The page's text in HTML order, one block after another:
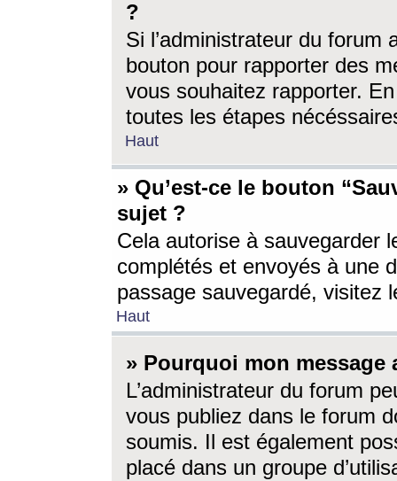
?
Si l’administrateur du forum
bouton pour rapporter des
vous souhaitez rapporter.
toutes les étapes
Haut
» Qu’est-ce le bouton
sujet ?
Cela autorise à sauvegarder
complétés et envoyés à une
passage sauvegardé, visitez
Haut
» Pourquoi mon message
L’administrateur du forum
vous publiez dans le forum
soumis. Il est également
placé dans un groupe